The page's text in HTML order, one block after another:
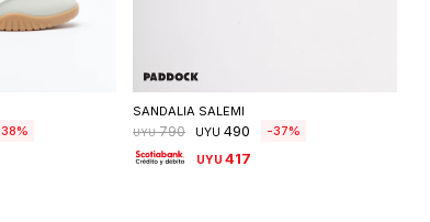
38
SANDALIA SALEMI
UYU 790 UYU 490 37
UYU 417